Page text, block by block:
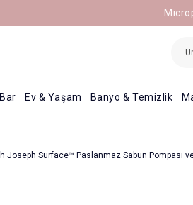
Bar Ev & Yaşam Banyo & Temizlik